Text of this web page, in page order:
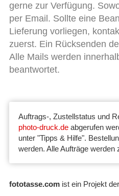
gerne zur Verfügung.
per Email. Sollte eine
Lieferung vorliegen,
zuerst. Ein Rücksenden
Alle Mails werden
beantwortet.
Auftrags-, Zustellstatus und
photo-druck.de abgerufen
unter "Tipps & Hilfe".
werden. Alle Aufträge werden
fototasse.com ist ein Projekt der